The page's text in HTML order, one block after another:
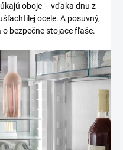
oboje – vďaka dnu z
ocele. A posuvný,
bezpečne stojace fľaše.